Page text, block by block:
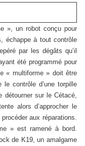
», un robot conçu pour
échappe à tout contrôle
par les dégâts qu’il
été programmé pour
« multiforme » doit être
contrôle d’une torpille
sur le Cétacé,
alors d’approcher le
aux réparations.
» est ramené à bord.
de K19, un amalgame